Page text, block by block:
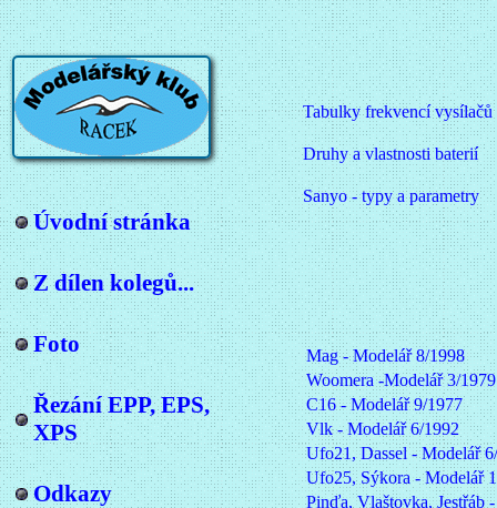
Úvodní stránka
Z dílen kolegů...
Foto
Řezání EPP, EPS,
XPS
Odkazy
Tabulky frekvencí vysílačů
Druhy a vlastnosti baterií
Sanyo - typy a parametry
Mag - Modelář 8/1998
Woomera -Modelář 3/1979
C16 - Modelář 9/1977
Vlk - Modelář 6/1992
Ufo21, Dassel - Modelář
Ufo25, Sýkora - Modelář
Pinďa, Vlaštovka, Jestřáb